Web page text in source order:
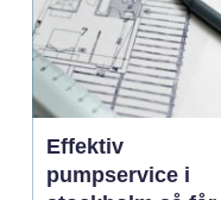
Effektiv
pumpservice i